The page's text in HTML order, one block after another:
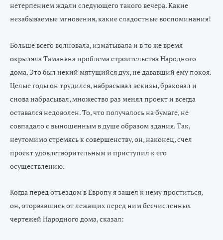
нетерпением ждали следующего такого вечера. Какие
незабываемые мгновения, какие сладостные воспоминания!
Больше всего волновала, изматывала и в то же время
окрыляла Таманяна проблема строительства Народного
дома. Это был некий мятущийся дух, не дававший ему покоя.
Целые годы он трудился, набрасывал эскизы, браковал и
снова набрасывал, множество раз менял проект и всегда
оставался недоволен. То, что получалось на бумаге, не
совпадало с выношенным в душе образом здания. Так,
неутомимо стремясь к совершенству, он, наконец, счел
проект удовлетворительным и приступил к его
осуществлению.
Когда перед отъездом в Европу я зашел к нему проститься,
он, оторвавшись от лежащих перед ним бесчисленных
чертежей Народного дома, сказал: